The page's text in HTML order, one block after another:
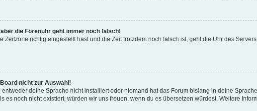
die Forenuhr geht immer noch falsch!
Zeitzone richtig eingestellt hast und die Zeit trotzdem noch falsch ist, geht die Uhr des
nicht zur Auswahl!
deine Sprache nicht installiert oder niemand hat das Forum bislang in deine
es noch nicht existiert, würden wir uns freuen, wenn du es übersetzen würdest. Weitere